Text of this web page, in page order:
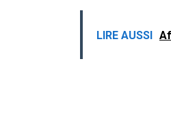
LIRE AUSSI